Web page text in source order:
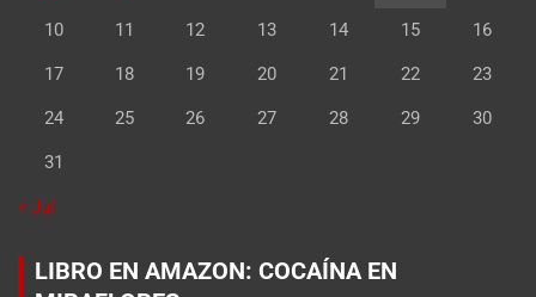
10 11 12 13 14 15 16
17 18 19 20 21 22 23
24 25 26 27 28 29 30
31
« Jul
LIBRO EN AMAZON: COCAÍNA EN